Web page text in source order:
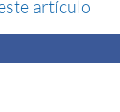
artículo